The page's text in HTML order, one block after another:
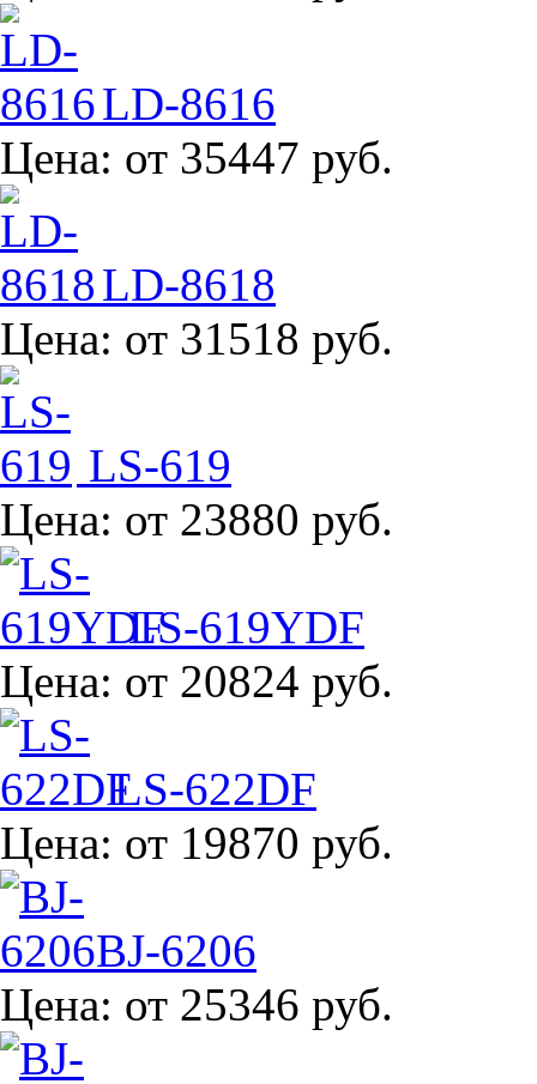
LD-8616
Цена: от 35447 руб.
LD-8618
Цена: от 31518 руб.
LS-619
Цена: от 23880 руб.
LS-619YDF
Цена: от 20824 руб.
LS-622DF
Цена: от 19870 руб.
BJ-6206
Цена: от 25346 руб.